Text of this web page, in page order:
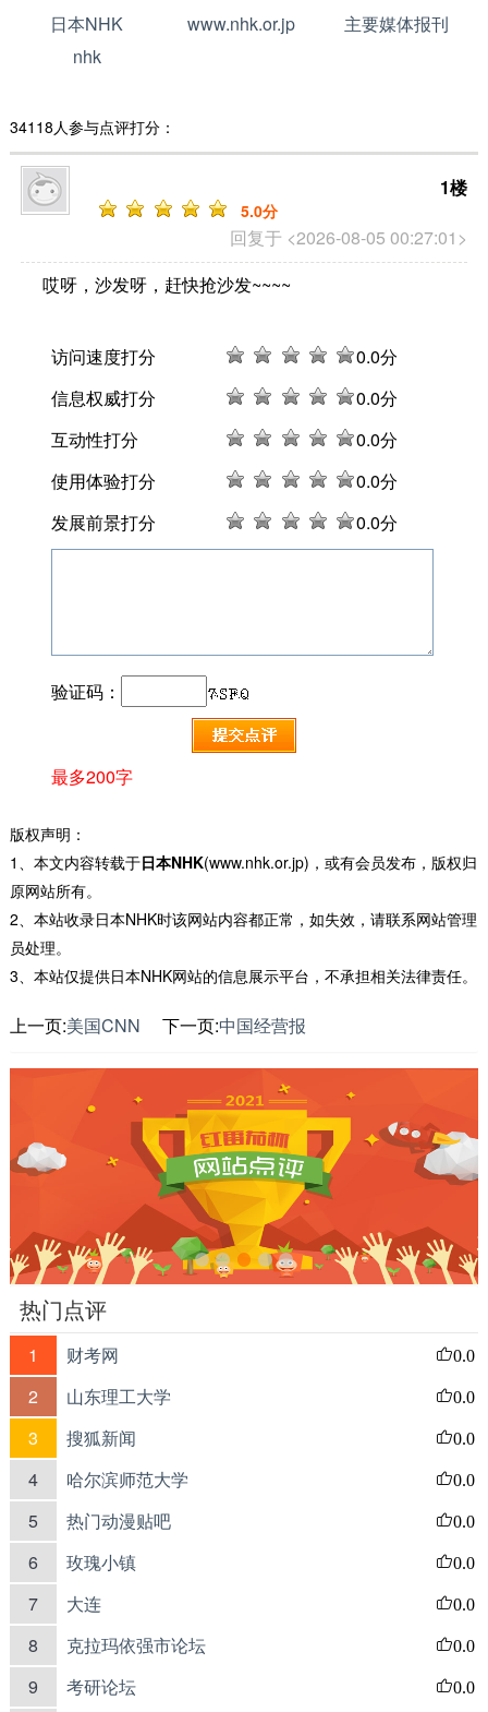
日本NHK www.nhk.or.jp
主要媒体报刊
nhk
34118人参与点评打分：
回复于 <2026-08-05 00:27:01>
1楼
5.0分
哎呀，沙发呀，赶快抢沙发~~~~
访问速度打分 0.0分
信息权威打分
0.0分
互动性打分
0.0分
使用体验打分
0.0分
发展前景打分
0.0分
验证码：
最多200字
版权声明：
1、本文内容转载于日本NHK(www.nhk.or.jp)，或有会员发布，版权归
原网站所有。
2、本站收录日本NHK时该网站内容都正常，如失效，请联系网站管理
员处理。
3、本站仅提供日本NHK网站的信息展示平台，不承担相关法律责任。
上一页:美国CNN 下一页:中国经营报
热门点评
1 财考网 0.0
2 山东理工大学 0.0
3 搜狐新闻 0.0
4 哈尔滨师范大学 0.0
5 热门动漫贴吧 0.0
6 玫瑰小镇 0.0
7 大连 0.0
8 克拉玛依强市论坛 0.0
9 考研论坛 0.0